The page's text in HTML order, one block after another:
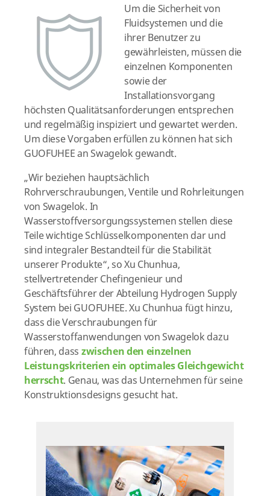
Um die Sicherheit von
Fluidsystemen und die
ihrer Benutzer zu
gewährleisten, müssen die
einzelnen Komponenten
sowie der
Installationsvorgang
höchsten Qualitätsanforderungen entsprechen
und regelmäßig inspiziert und gewartet werden.
Um diese Vorgaben erfüllen zu können hat sich
GUOFUHEE an Swagelok gewandt.
„Wir beziehen hauptsächlich
Rohrverschraubungen, Ventile und Rohrleitungen
von Swagelok. In
Wasserstoffversorgungssystemen stellen diese
Teile wichtige Schlüsselkomponenten dar und
sind integraler Bestandteil für die Stabilität
unserer Produkte“, so Xu Chunhua,
stellvertretender Chefingenieur und
Geschäftsführer der Abteilung Hydrogen Supply
System bei GUOFUHEE. Xu Chunhua fügt hinzu,
dass die Verschraubungen für
Wasserstoffanwendungen von Swagelok dazu
führen, dass zwischen den einzelnen
Leistungskriterien ein optimales Gleichgewicht
herrscht. Genau, was das Unternehmen für seine
Konstruktionsdesigns gesucht hat.